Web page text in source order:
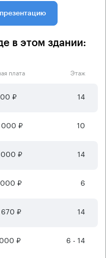
в этом здании:
плата Этаж
₽ 14
₽ 10
₽ 14
₽ 6
₽ 14
₽ 6 - 14